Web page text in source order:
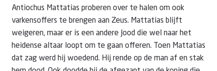
Antiochus Mattatias proberen over te halen om ook
varkensoffers te brengen aan Zeus. Mattatias blijft
weigeren, maar er is een andere Jood die wel naar het
heidense altaar loopt om te gaan offeren. Toen Mattatias
dat zag werd hij woedend. Hij rende op de man af en stak